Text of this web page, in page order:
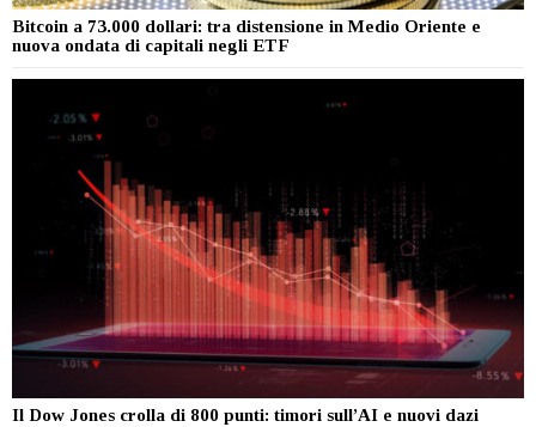
Bitcoin a 73.000 dollari: tra distensione in Medio Oriente e
nuova ondata di capitali negli ETF
Il Dow Jones crolla di 800 punti: timori sull’AI e nuovi dazi